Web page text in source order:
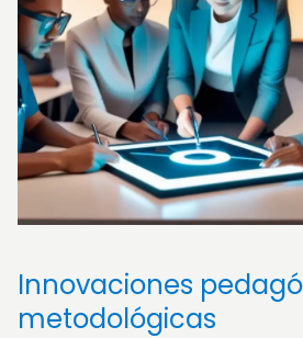
Innovaciones
metodológicas